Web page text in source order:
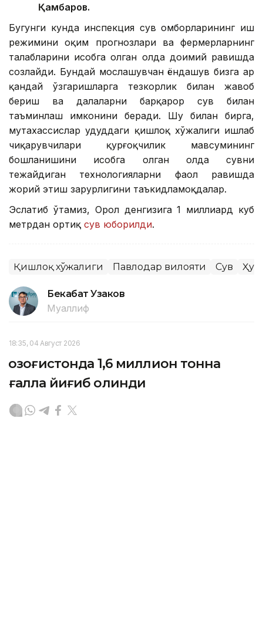
Қамбаров.
Бугунги кунда инспекция сув омборларининг иш
режимини оқим прогнозлари ва фермерларнинг
талабларини ҳисобга олган ҳолда доимий равишда
созлайди. Бундай мослашувчан ёндашув бизга ҳар
қандай ўзгаришларга тезкорлик билан жавоб
бериш ва далаларни барқарор сув билан
таъминлаш имконини беради. Шу билан бирга,
мутахассислар ҳудуддаги қишлоқ хўжалиги ишлаб
чиқарувчилари қурғоқчилик мавсумининг
бошланишини ҳисобга олган ҳолда сувни
тежайдиган технологияларни фаол равишда
жорий этиш зарурлигини таъкидламоқдалар.
Эслатиб ўтамиз, Орол денгизига 1 миллиард куб
метрдан ортиқ сув юборилди.
Қишлоқ хўжалиги Павлодар вилояти Сув
Бекабат Узаков
Муаллиф
18:35, 04 Август 2026
Қозоғистонда 1,6 миллион тонна
ғалла йиғиб олинди